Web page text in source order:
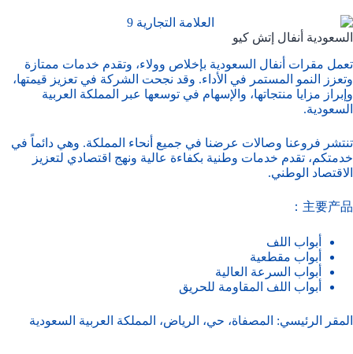
السعودية أنفال إتش كيو
تعمل مقرات أنفال السعودية بإخلاص وولاء، وتقدم خدمات ممتازة
وتعزز النمو المستمر في الأداء. وقد نجحت الشركة في تعزيز قيمتها،
وإبراز مزايا منتجاتها، والإسهام في توسعها عبر المملكة العربية
السعودية.
تنتشر فروعنا وصالات عرضنا في جميع أنحاء المملكة. وهي دائماً في
خدمتكم، تقدم خدمات وطنية بكفاءة عالية ونهج اقتصادي لتعزيز
الاقتصاد الوطني.
主要产品：
أبواب اللف
أبواب مقطعية
أبواب السرعة العالية
أبواب اللف المقاومة للحريق
المقر الرئيسي: المصفاة، حي، الرياض، المملكة العربية السعودية